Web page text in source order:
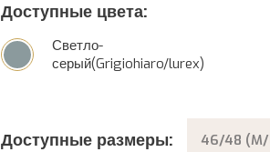
Доступные цвета:
Светло-
серый(Grigiohiaro/lurex)
Доступные размеры: 46/48